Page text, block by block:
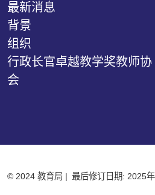
最新消息
背景
组织
行政长官卓越教学奖教师协
会
© 2024 教育局 最后修订日期: 2025